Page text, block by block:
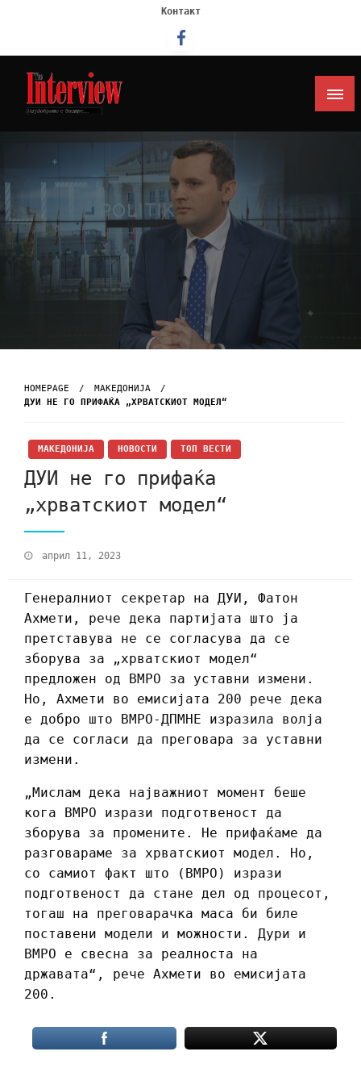
Контакт
Интервју
HOMEPAGE
МАКЕДОНИЈА
ДУИ НЕ ГО ПРИФАЌА „ХРВАТСКИОТ МОДЕЛ“
МАКЕДОНИЈА НОВОСТИ ТОП ВЕСТИ
ДУИ не го прифаќа
„хрватскиот модел“
април 11, 2023
Генералниот секретар на ДУИ, Фатон
Ахмети, рече дека партијата што ја
претставува не се согласува да се
зборува за „хрватскиот модел“
предложен од ВМРО за уставни измени.
Но, Ахмети во емисијата 200 рече дека
е добро што ВМРО-ДПМНЕ изразила волја
да се согласи да преговара за уставни
измени.
„Мислам дека најважниот момент беше
кога ВМРО изрази подготвеност да
зборува за промените. Не прифаќаме да
разговараме за хрватскиот модел. Но,
со самиот факт што (ВМРО) изрази
подготвеност да стане дел од процесот,
тогаш на преговарачка маса би биле
поставени модели и можности. Дури и
ВМРО е свесна за реалноста на
државата“, рече Ахмети во емисијата
200.